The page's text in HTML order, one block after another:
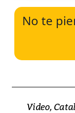
No te
Video,